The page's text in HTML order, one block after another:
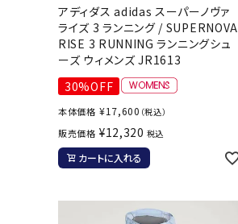
アディダス adidas スーパーノヴァ
ライズ 3 ランニング / SUPERNOVA
RISE 3 RUNNING ランニングシュ
ーズ ウィメンズ JR1613
30%OFF
本体価格 ¥17,600 （税込）
販売価格 ¥12,320 税込
カートに入れる